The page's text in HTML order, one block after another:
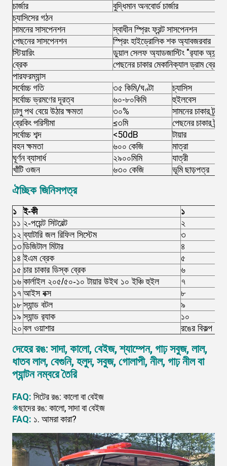
চার্জার
বুদ্ধিমান অনবোর্ড চার্জার
চ্যাসিসের গঠন
সামনের সাসপেনশন
স্বাধীন স্প্রিং ফ্রন্ট সাসপেনশন
পেছনের সাসপেনশন
স্প্রিং হাইড্রোলিক শক অ্যাবজরবার
স্টিয়ারিং
ডুয়াল সেলফ অ্যাডজাস্টিং "র‌্যাক অ্যান্ড
ব্রেক
পেছনের চাকার মেকানিক্যাল ড্রাম
পারফরম্যান্স
সর্বোচ্চ গতি
৩৫ কিমি/ঘণ্টা
চ্যাসিস
সর্বোচ্চ ভ্রমণের দূরত্ব
৬০-৮০কিমি
হুইলবেস
ঢালু পথ বেয়ে উঠার ক্ষমতা
৩০%
সামনের চাকার ট্র্যাক
ব্রেকিং পরিসীমা
≤৩মি
পেছনের চাকার ট্র্যাক
সর্বোচ্চ শব্দ
<50dB
টায়ার
বহন ক্ষমতা
৬০০ কেজি
মাত্রা
ঘূর্ণন ব্যাসার্ধ
২৯০০মিমি
যাত্রী
খাঁটি ওজন
৬৩০ কেজি ভূমি ছাড়পত্র
ঐচ্ছিক জিনিসপত্র
১ ই-কী ১
১১ ২-পয়েন্ট সিটবেল্ট ২
১২ ব্যাটারি জল রিফিল সিস্টেম ৩
১৩ ডিজিটাল মিটার ৪
১৪ ইএম ব্রেক ৫
১৫ চার চাকার ডিস্ক ব্রেক ৬
১৬ কার্লাইল ২০৫/৫০-১০ টায়ার উইথ ১০ ইঞ্চি হুইল ৭
১৭ আইস বক্স ৮
১৮ স্যান্ড বটল ৯
১৯ স্যান্ড র‍্যাক ১০
২০ বল ওয়াশার রঙের বিকল্প
দেহের রঙ: সাদা, কালো, বেইজ, শ্যাম্পেন, গাঢ় সবুজ, লাল,
ধাতব লাল, বেগুনি, হলুদ, সবুজ, গোলাপী, নীল, গাঢ় নীল বা
প্যান্টন নম্বরে তৈরি
FAQ: সিটের রঙ: কালো বা বেইজ
※ছাদের রঙ: কালো, সাদা বা বেইজ
FAQ: ১. আমরা কারা?